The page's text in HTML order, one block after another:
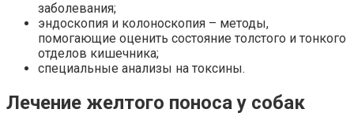
заболевания;
эндоскопия и колоноскопия – методы,
помогающие оценить состояние толстого и тонкого
отделов кишечника;
специальные анализы на токсины.
Лечение желтого поноса у собак